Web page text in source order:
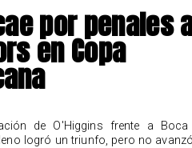
por penales
en Copa
de O'Higgins frente a
logró un triunfo, pero no